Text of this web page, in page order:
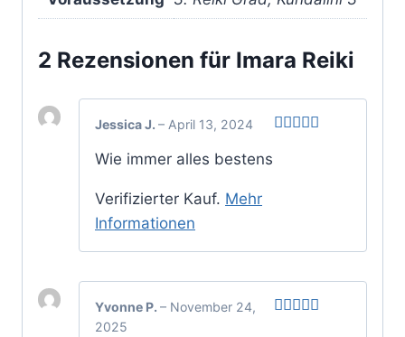
2 Rezensionen für Imara Reiki
Jessica J. – April 13, 2024
Wie immer alles bestens
Verifizierter Kauf. Mehr
Informationen
Yvonne P. – November 24,
2025